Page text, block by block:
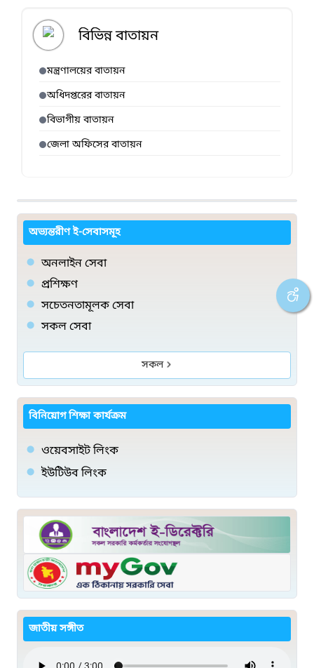
বিভিন্ন বাতায়ন
মন্ত্রণালয়ের বাতায়ন
অধিদপ্তরের বাতায়ন
বিভাগীয় বাতায়ন
জেলা অফিসের বাতায়ন
অভ্যন্তরীণ ই-সেবাসমূহ
অনলাইন সেবা
প্রশিক্ষণ
সচেতনতামূলক সেবা
সকল সেবা
সকল
বিনিয়োগ শিক্ষা কার্যক্রম
ওয়েবসাইট লিংক
ইউটিউব লিংক
জাতীয় সঙ্গীত